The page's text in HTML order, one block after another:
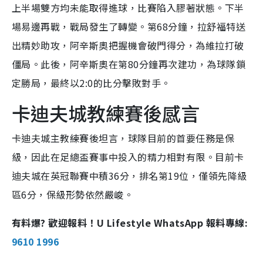
上半場雙方均未能取得進球，比賽陷入膠著狀態。下半
場易邊再戰，戰局發生了轉變。第68分鐘，拉舒福特送
出精妙助攻，阿辛斯奧把握機會破門得分，為維拉打破
僵局。此後，阿辛斯奧在第80分鐘再次建功，為球隊鎖
定勝局，最終以2:0的比分擊敗對手。
卡迪夫城教練賽後感言
卡迪夫城主教練賽後坦言，球隊目前的首要任務是保
級，因此在足總盃賽事中投入的精力相對有限。目前卡
迪夫城在英冠聯賽中積36分，排名第19位，僅領先降級
區6分，保級形勢依然嚴峻。
有料爆? 歡迎報料！U Lifestyle WhatsApp 報料專線:
9610 1996